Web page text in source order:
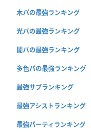
木パの最強ランキング
光パの最強ランキング
闇パの最強ランキング
多色パの最強ランキング
最強サブランキング
最強アシストランキング
最強パーティランキング